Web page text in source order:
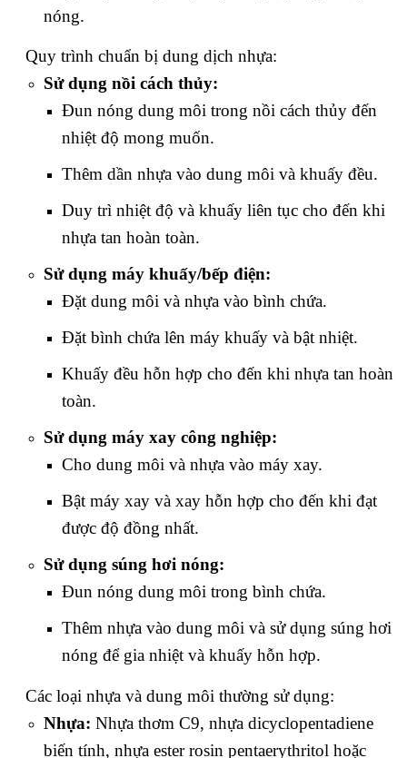
nóng.
Quy trình chuẩn bị dung dịch nhựa:
Sử dụng nồi cách thủy:
Đun nóng dung môi trong nồi cách thủy đến
nhiệt độ mong muốn.
Thêm dần nhựa vào dung môi và khuấy đều.
Duy trì nhiệt độ và khuấy liên tục cho đến khi
nhựa tan hoàn toàn.
Sử dụng máy khuấy/bếp điện:
Đặt dung môi và nhựa vào bình chứa.
Đặt bình chứa lên máy khuấy và bật nhiệt.
Khuấy đều hỗn hợp cho đến khi nhựa tan hoàn
toàn.
Sử dụng máy xay công nghiệp:
Cho dung môi và nhựa vào máy xay.
Bật máy xay và xay hỗn hợp cho đến khi đạt
được độ đồng nhất.
Sử dụng súng hơi nóng:
Đun nóng dung môi trong bình chứa.
Thêm nhựa vào dung môi và sử dụng súng hơi
nóng để gia nhiệt và khuấy hỗn hợp.
Các loại nhựa và dung môi thường sử dụng:
Nhựa: Nhựa thơm C9, nhựa dicyclopentadiene
biến tính, nhựa ester rosin pentaerythritol hoặc